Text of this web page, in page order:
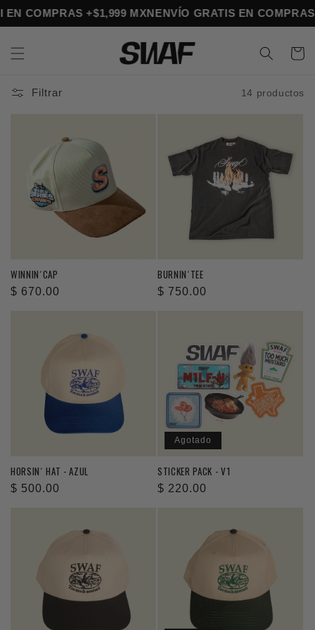
directamente
al contenido
EN COMPRAS +$1,999 MXNENVÍO GRATIS EN
Carrito
Filtrar 14 productos
WINNIN´CAP
Precio
$ 670.00
BURNIN´TEE
Precio
$ 750.00
HORSIN´ HAT - AZUL
Precio
$ 500.00
Agotado
STICKER PACK - V1
Precio
$ 220.00